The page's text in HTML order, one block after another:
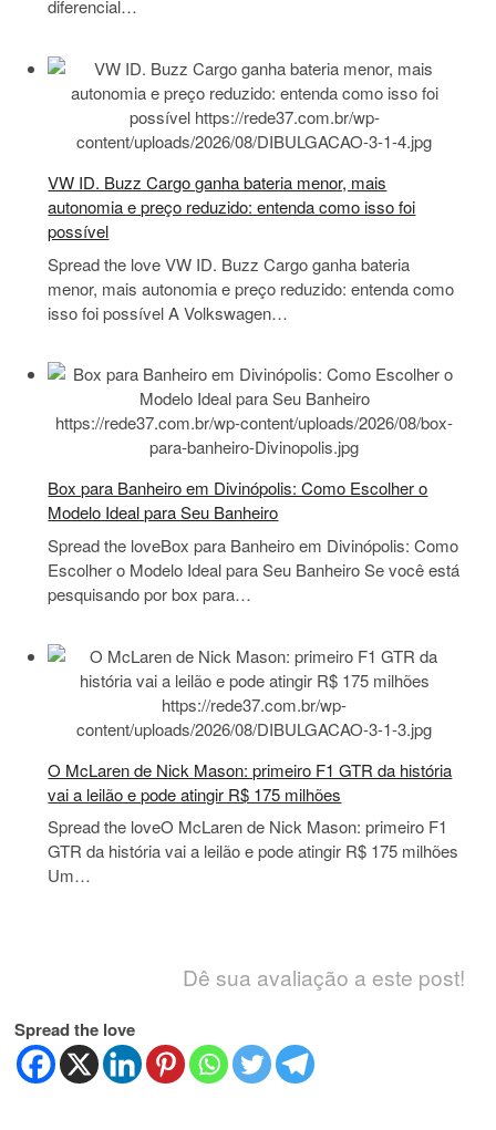
diferencial…
VW ID. Buzz Cargo ganha bateria menor, mais
autonomia e preço reduzido: entenda como isso foi
possível
Spread the love VW ID. Buzz Cargo ganha bateria
menor, mais autonomia e preço reduzido: entenda como
isso foi possível A Volkswagen…
Box para Banheiro em Divinópolis: Como Escolher o
Modelo Ideal para Seu Banheiro
Spread the loveBox para Banheiro em Divinópolis: Como
Escolher o Modelo Ideal para Seu Banheiro Se você está
pesquisando por box para…
O McLaren de Nick Mason: primeiro F1 GTR da história
vai a leilão e pode atingir R$ 175 milhões
Spread the loveO McLaren de Nick Mason: primeiro F1
GTR da história vai a leilão e pode atingir R$ 175 milhões
Um…
Dê sua avaliação a este post!
Spread the love